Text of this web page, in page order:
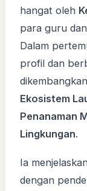
hangat oleh
para guru
Dalam
profil dan
Ekosistem
Penanaman
Lingkungan.
Ia
dengan